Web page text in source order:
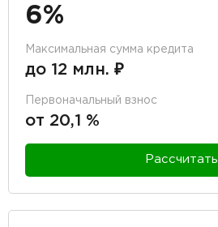
6%
Максимальная сумма кредита
до 12 млн. ₽
Первоначальный взнос
от 20,1 %
Рассчитать